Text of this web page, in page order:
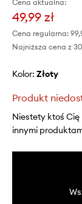
Cena aktualna:
49,99 zł
Cena regularna:
Najniższa cena z
Kolor: złoty
Produkt
Niestety ktoś Cię
innymi